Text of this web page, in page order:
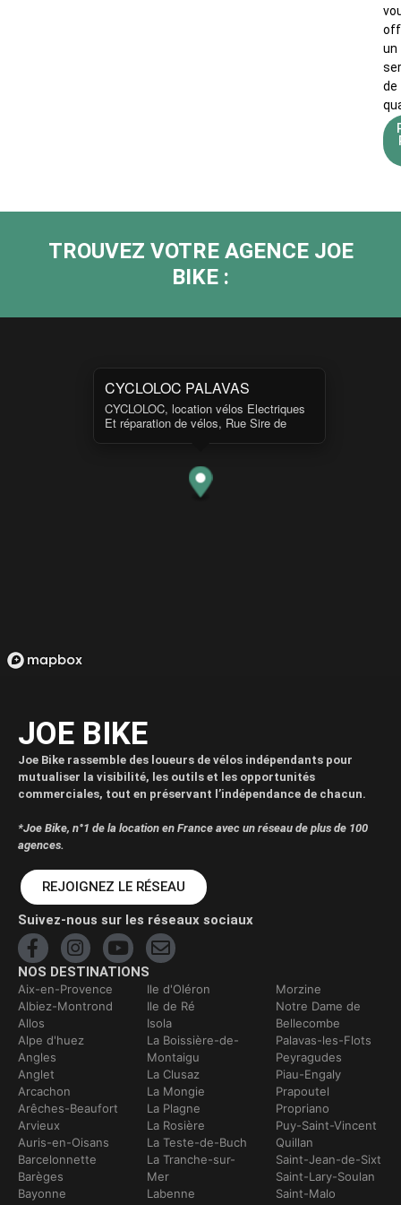
un
de
TROUVEZ VOTRE AGENCE JOE
BIKE :
CYCLOLOC PALAVAS
CYCLOLOC, location vélos Electriques
Et réparation de vélos, Rue Sire de
JOE BIKE
Joe Bike rassemble des loueurs de vélos indépendants pour
mutualiser la visibilité, les outils et les opportunités
commerciales, tout en préservant l’indépendance de chacun.
*Joe Bike, n°1 de la location en France avec un réseau de plus de 100
agences.
REJOIGNEZ LE RÉSEAU
Suivez-nous sur les réseaux sociaux
NOS DESTINATIONS
Aix-en-Provence
Albiez-Montrond
Allos
Alpe d'huez
Angles
Anglet
Arcachon
Arêches-Beaufort
Arvieux
Auris-en-Oisans
Barcelonnette
Barèges
Bayonne
Ile d'Oléron
Ile de Ré
Isola
La Boissière-de-
Montaigu
La Clusaz
La Mongie
La Plagne
La Rosière
La Teste-de-Buch
La Tranche-sur-
Mer
Labenne
Morzine
Notre Dame de
Bellecombe
Palavas-les-Flots
Peyragudes
Piau-Engaly
Prapoutel
Propriano
Puy-Saint-Vincent
Quillan
Saint-Jean-de-Sixt
Saint-Lary-Soulan
Saint-Malo